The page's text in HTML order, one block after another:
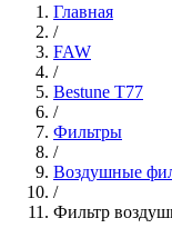
Главная
/
FAW
/
Bestune T77
/
Фильтры
/
Воздушные
/
Фильтр